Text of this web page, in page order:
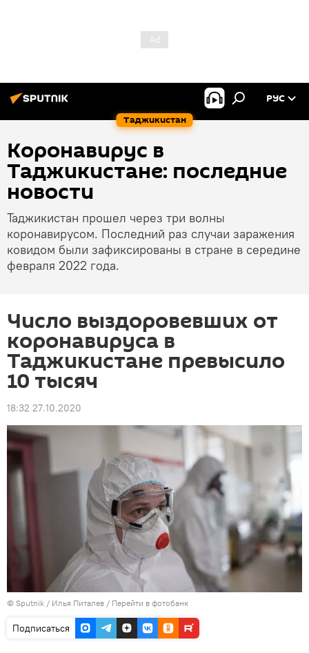
Таджикистан
РУС
Коронавирус в
Таджикистане: последние
новости
Таджикистан прошел через три волны
коронавирусом. Последний раз случаи заражения
ковидом были зафиксированы в стране в середине
февраля 2022 года.
Число выздоровевших от
коронавируса в
Таджикистане превысило
10 тысяч
18:32 27.10.2020
© Sputnik / Илья Питалев / Перейти в фотобанк
Подписаться